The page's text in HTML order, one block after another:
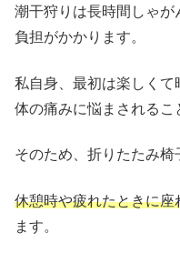
潮干狩りは長時間しゃが
負担がかかります。
私自身、最初は楽しくて
体の痛みに悩まされるこ
そのため、折りたたみ椅
休憩時や疲れたときに座
ます。